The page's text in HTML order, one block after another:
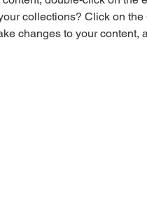
collections? Click on
changes to your content,